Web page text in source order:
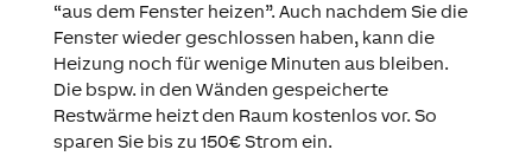
“aus dem Fenster heizen”. Auch nachdem Sie die
Fenster wieder geschlossen haben, kann die
Heizung noch für wenige Minuten aus bleiben.
Die bspw. in den Wänden gespeicherte
Restwärme heizt den Raum kostenlos vor. So
sparen Sie bis zu 150€ Strom ein.